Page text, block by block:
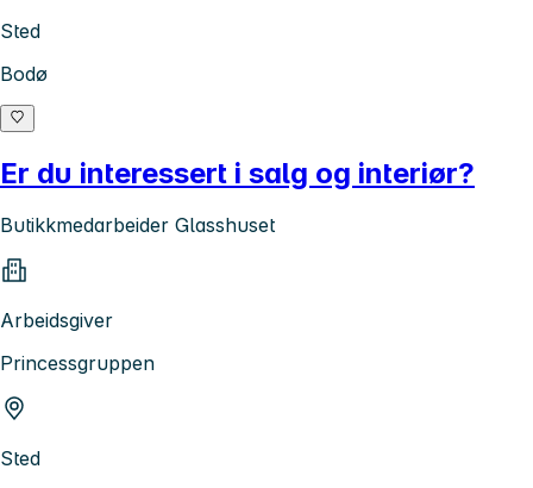
Sted
Bodø
Er du interessert i salg og interiør?
Butikkmedarbeider Glasshuset
Arbeidsgiver
Princessgruppen
Sted